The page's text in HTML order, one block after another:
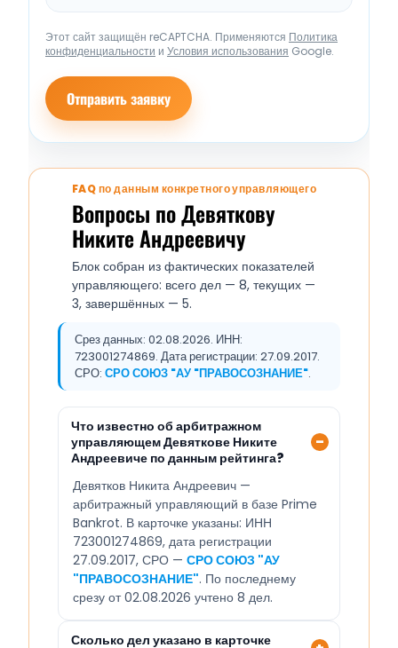
Этот сайт защищён reCAPTCHA. Применяются Политика
конфиденциальности и Условия использования Google.
Отправить заявку
FAQ по данным конкретного управляющего
Вопросы по Девяткову
Никите Андреевичу
Блок собран из фактических показателей
управляющего: всего дел — 8, текущих —
3, завершённых — 5.
Срез данных: 02.08.2026. ИНН:
723001274869. Дата регистрации: 27.09.2017.
СРО: СРО СОЮЗ "АУ "ПРАВОСОЗНАНИЕ".
Что известно об арбитражном
управляющем Девяткове Никите
Андреевиче по данным рейтинга?
Девятков Никита Андреевич —
арбитражный управляющий в базе Prime
Bankrot. В карточке указаны: ИНН
723001274869, дата регистрации
27.09.2017, СРО — СРО СОЮЗ "АУ
"ПРАВОСОЗНАНИЕ". По последнему
срезу от 02.08.2026 учтено 8 дел.
Сколько дел указано в карточке